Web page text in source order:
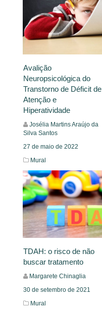
Avalição
Neuropsicológica do
Transtorno de Déficit de
Atenção e
Hiperatividade
Josélia Martins Araújo da
Silva Santos
27 de maio de 2022
Mural
Leia Mais
TDAH: o risco de não
buscar tratamento
Margarete Chinaglia
30 de setembro de 2021
Mural